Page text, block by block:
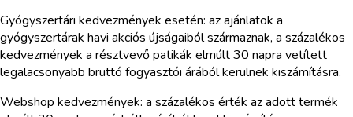
Gyógyszertári kedvezmények esetén: az ajánlatok a
gyógyszertárak havi akciós újságaiból származnak, a százalékos
kedvezmények a résztvevő patikák elmúlt 30 napra vetített
legalacsonyabb bruttó fogyasztói árából kerülnek kiszámításra.
Webshop kedvezmények: a százalékos érték az adott termék